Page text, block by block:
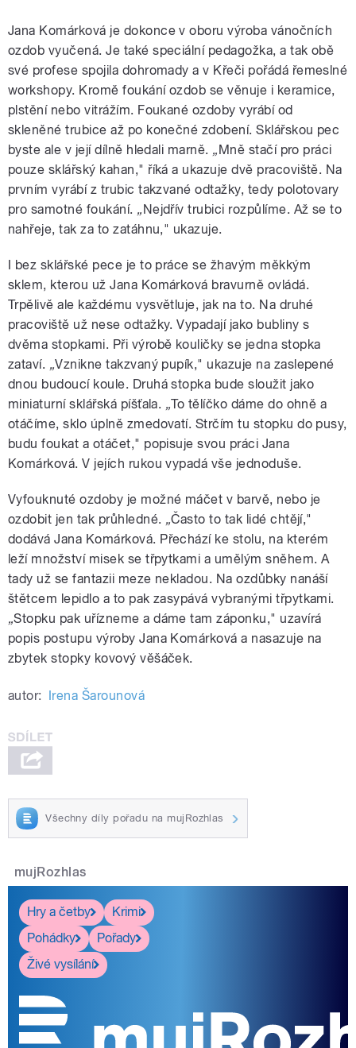
Jana Komárková je dokonce v oboru výroba vánočních
ozdob vyučená. Je také speciální pedagožka, a tak obě
své profese spojila dohromady a v Křeči pořádá řemeslné
workshopy. Kromě foukání ozdob se věnuje i keramice,
plstění nebo vitrážím. Foukané ozdoby vyrábí od
skleněné trubice až po konečné zdobení. Sklářskou pec
byste ale v její dílně hledali marně. „Mně stačí pro práci
pouze sklářský kahan," říká a ukazuje dvě pracoviště. Na
prvním vyrábí z trubic takzvané odtažky, tedy polotovary
pro samotné foukání. „Nejdřív trubici rozpůlíme. Až se to
nahřeje, tak za to zatáhnu," ukazuje.
I bez sklářské pece je to práce se žhavým měkkým
sklem, kterou už Jana Komárková bravurně ovládá.
Trpělivě ale každému vysvětluje, jak na to. Na druhé
pracoviště už nese odtažky. Vypadají jako bubliny s
dvěma stopkami. Při výrobě kouličky se jedna stopka
zataví. „Vznikne takzvaný pupík," ukazuje na zaslepené
dnou budoucí koule. Druhá stopka bude sloužit jako
miniaturní sklářská píšťala. „To tělíčko dáme do ohně a
otáčíme, sklo úplně zmedovatí. Strčím tu stopku do pusy,
budu foukat a otáčet," popisuje svou práci Jana
Komárková. V jejích rukou vypadá vše jednoduše.
Vyfouknuté ozdoby je možné máčet v barvě, nebo je
ozdobit jen tak průhledné. „Často to tak lidé chtějí,"
dodává Jana Komárková. Přechází ke stolu, na kterém
leží množství misek se třpytkami a umělým sněhem. A
tady už se fantazii meze nekladou. Na ozdůbky nanáší
štětcem lepidlo a to pak zasypává vybranými třpytkami.
„Stopku pak uřízneme a dáme tam záponku," uzavírá
popis postupu výroby Jana Komárková a nasazuje na
zbytek stopky kovový věšáček.
autor: Irena Šarounová
Všechny díly pořadu na mujRozhlas
mujRozhlas
Hry a četby
Krimi
Pohádky
Pořady
Živé vysílání